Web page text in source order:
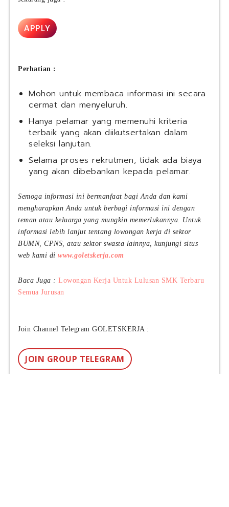
APPLY
Perhatian :
Mohon untuk membaca informasi ini secara
cermat dan menyeluruh.
Hanya pelamar yang memenuhi kriteria
terbaik yang akan diikutsertakan dalam
seleksi lanjutan.
Selama proses rekrutmen, tidak ada biaya
yang akan dibebankan kepada pelamar.
Semoga informasi ini bermanfaat bagi Anda dan kami
mengharapkan Anda untuk berbagi informasi ini dengan
teman atau keluarga yang mungkin memerlukannya. Untuk
informasi lebih lanjut tentang lowongan kerja di sektor
BUMN, CPNS, atau sektor swasta lainnya, kunjungi situs
web kami di www.goletskerja.com
Baca Juga : Lowongan Kerja Untuk Lulusan SMK Terbaru
Semua Jurusan
Join Channel Telegram GOLETSKERJA :
JOIN GROUP TELEGRAM